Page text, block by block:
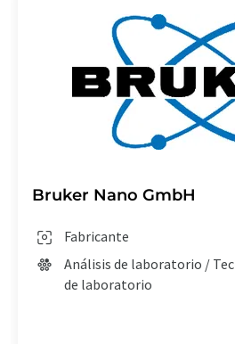
Bruker Nano GmbH
Fabricante
Análisis de laboratorio /
de laboratorio